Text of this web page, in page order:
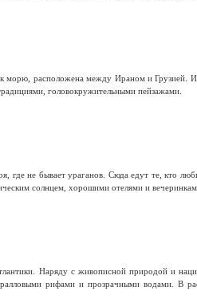
расположена между Ираном и Грузией.
головокружительными пейзажами.
где не бывает ураганов. Сюда едут те, кто
солнцем, хорошими отелями и
Наряду с живописной природой и
рифами и прозрачными водами. В